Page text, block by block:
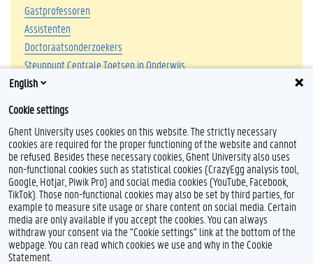
Gastprofessoren
Assistenten
Doctoraatsonderzoekers
Steunpunt Centrale Toetsen in Onderwijs
Programme for International Student Assessment (PISA)
Feedback
Privacy
Disclaimer
English
Cookie settings
Ghent University uses cookies on this website. The strictly necessary
cookies are required for the proper functioning of the website and cannot
be refused. Besides these necessary cookies, Ghent University also uses
non-functional cookies such as statistical cookies (CrazyEgg analysis tool,
Google, Hotjar, Piwik Pro) and social media cookies (YouTube, Facebook,
TikTok). Those non-functional cookies may also be set by third parties, for
example to measure site usage or share content on social media. Certain
media are only available if you accept the cookies. You can always
withdraw your consent via the "Cookie settings" link at the bottom of the
webpage. You can read which cookies we use and why in the Cookie
Statement.